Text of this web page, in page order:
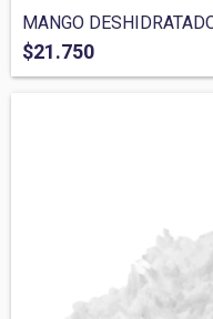
MANGO
$21.750